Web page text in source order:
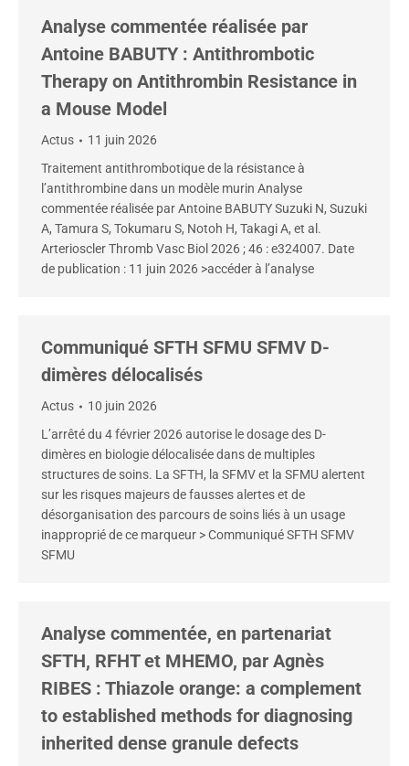
Analyse commentée réalisée par
Antoine BABUTY : Antithrombotic
Therapy on Antithrombin Resistance in
a Mouse Model
Actus
11 juin 2026
Traitement antithrombotique de la résistance à
l’antithrombine dans un modèle murin Analyse
commentée réalisée par Antoine BABUTY Suzuki N, Suzuki
A, Tamura S, Tokumaru S, Notoh H, Takagi A, et al.
Arterioscler Thromb Vasc Biol 2026 ; 46 : e324007. Date
de publication : 11 juin 2026 >accéder à l’analyse
Communiqué SFTH SFMU SFMV D-
dimères délocalisés
Actus
10 juin 2026
L’arrêté du 4 février 2026 autorise le dosage des D-
dimères en biologie délocalisée dans de multiples
structures de soins. La SFTH, la SFMV et la SFMU alertent
sur les risques majeurs de fausses alertes et de
désorganisation des parcours de soins liés à un usage
inapproprié de ce marqueur > Communiqué SFTH SFMV
SFMU
Analyse commentée, en partenariat
SFTH, RFHT et MHEMO, par Agnès
RIBES : Thiazole orange: a complement
to established methods for diagnosing
inherited dense granule defects